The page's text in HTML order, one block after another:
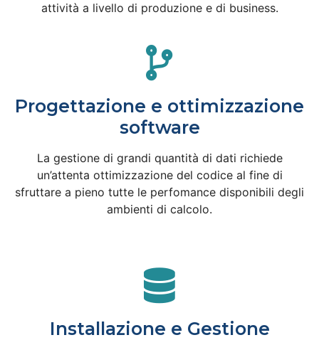
attività a livello di produzione e di business.
Progettazione e ottimizzazione
software
La gestione di grandi quantità di dati richiede
un’attenta ottimizzazione del codice al fine di
sfruttare a pieno tutte le perfomance disponibili degli
ambienti di calcolo.
Installazione e Gestione